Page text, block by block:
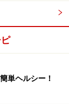
単ヘルシー！